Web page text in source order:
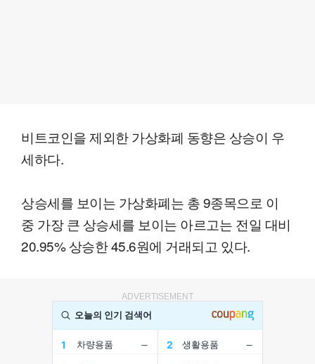
비트코인을 제외한 가상화폐 동향은 상승이 우
세하다.
상승세를 보이는 가상화폐는 총 9종목으로 이
중 가장 큰 상승세를 보이는 아르고는 전일 대비
20.95% 상승한 45.6원에 거래되고 있다.
ADVERTISEMENT